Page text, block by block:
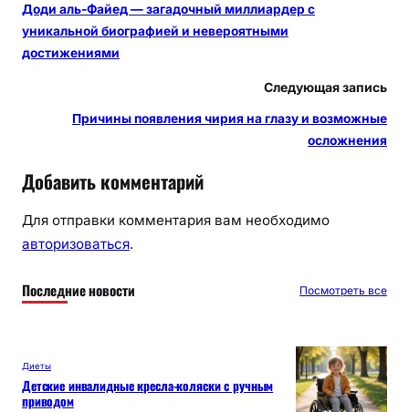
Доди аль-Файед — загадочный миллиардер с
уникальной биографией и невероятными
достижениями
Следующая запись
Причины появления чирия на глазу и возможные
осложнения
Добавить комментарий
Для отправки комментария вам необходимо
авторизоваться.
Последние новости Посмотреть все
Диеты
Детские инвалидные кресла-коляски с ручным
приводом